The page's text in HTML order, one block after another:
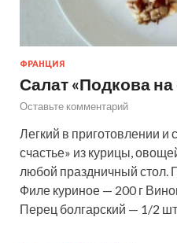
ФРАНЦИЯ
Салат «Подкова на
Оставьте комментарий
Легкий в приготовлении и
счастье» из курицы,
любой праздничный стол.
Филе куриное — 200 г
Перец болгарский — 1/2